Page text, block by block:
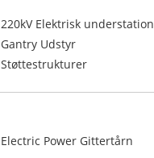
220kV Elektrisk understation
Gantry Udstyr
Støttestrukturer
Electric Power Gittertårn